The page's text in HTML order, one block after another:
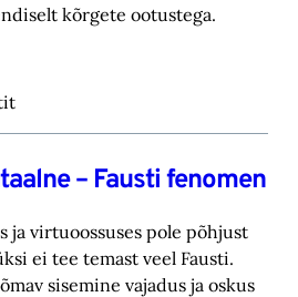
kõrgete ootustega.‎
– Fausti fenomen
ja virtuoossuses pole põhjust
ei tee temast ‎veel Fausti.
sisemine vajadus ja oskus